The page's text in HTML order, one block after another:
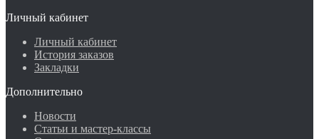
Личный кабинет
Личный кабинет
История заказов
Закладки
Дополнительно
Новости
Статьи и мастер-классы